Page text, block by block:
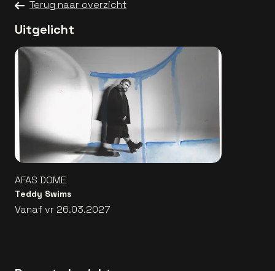
Terug naar overzicht
Uitgelicht
AFAS DOME
Teddy Swims
Vanaf vr 26.03.2027